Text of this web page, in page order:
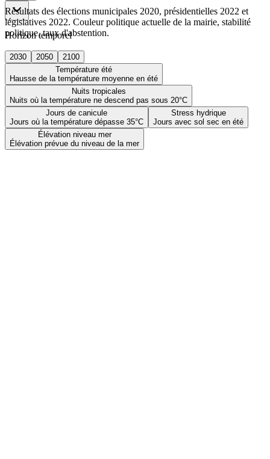
Horizon temporel
2030 2050
2100
Température été
Hausse de la température moyenne en été
Nuits tropicales
Nuits où la température ne descend pas sous 20°C
Jours de canicule
Jours où la température dépasse 35°C
Stress hydrique
Jours avec sol sec en été
Élévation niveau mer
Élévation prévue du niveau de la mer
Résultats des élections municipales 2020, présidentielles 2022 et
législatives 2022. Couleur politique actuelle de la mairie, stabilité
politique, taux d'abstention.